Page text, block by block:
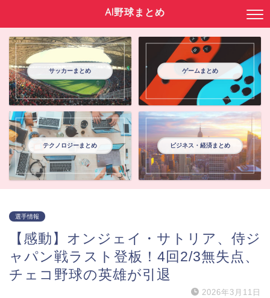
AI野球まとめ
サッカーまとめ ゲームまとめ
テクノロジーまとめ ビジネス・経済まとめ
選手情報
【感動】オンジェイ・サトリア、侍ジ
ャパン戦ラスト登板！4回2/3無失点、
チェコ野球の英雄が引退
2026年3月11日